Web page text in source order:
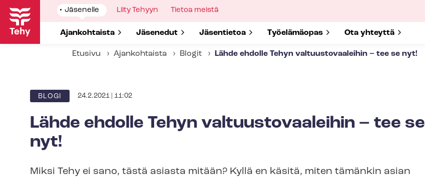
Hyppää
pääsisältöön
Show
submenu
Jäsenelle
Show submenu for
Ajankohtaista Show submenu for
Jäsenedut Show submenu for
Jäsentietoa Show submenu for
Työelämäopas Show submenu for
Ota yhteyttä
Show
Liity Tehyyn
Show
Tietoa meistä
Etusivu Ajankohtaista Blogit Lähde ehdolle Tehyn val­tuus­to­vaa­lei­hin – tee se nyt!
BLOGI 24.2.2021 | 11:02
Lähde ehdolle Tehyn val­tuus­to­vaa­lei­hin – tee se
nyt!
Miksi Tehy ei sano, tästä asiasta mitään? Kyllä en käsitä, miten tämänkin asian